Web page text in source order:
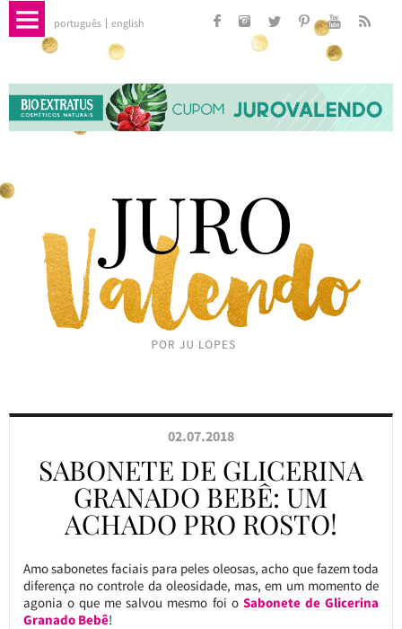
português english
02.07.2018
SABONETE DE GLICERINA
GRANADO BEBÊ: UM
ACHADO PRO ROSTO!
Amo sabonetes faciais para peles oleosas, acho que fazem toda
diferença no controle da oleosidade, mas, em um momento de
agonia o que me salvou mesmo foi oSabonete de Glicerina
Granado Bebê!